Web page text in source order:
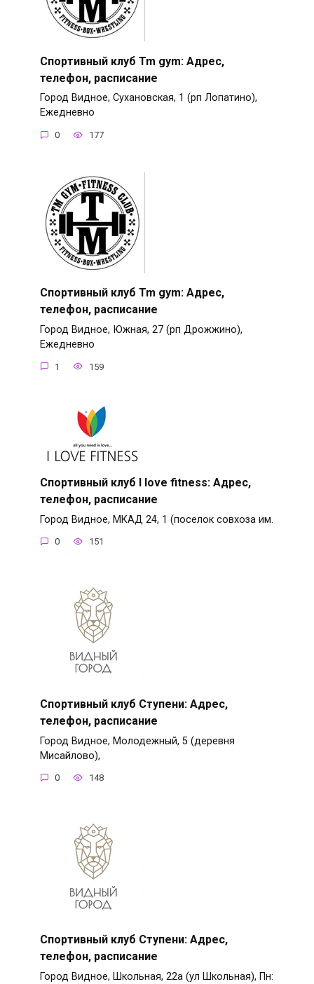
Спортивный клуб Tm gym: Адрес,
телефон, расписание
Город Видное, Сухановская, 1 (рп Лопатино),
Ежедневно
0 177
Спортивный клуб Tm gym: Адрес,
телефон, расписание
Город Видное, Южная, 27 (рп Дрожжино),
Ежедневно
1 159
Спортивный клуб I love fitness: Адрес,
телефон, расписание
Город Видное, МКАД 24, 1 (поселок совхоза им.
0 151
Спортивный клуб Ступени: Адрес,
телефон, расписание
Город Видное, Молодежный, 5 (деревня
Мисайлово),
0 148
Спортивный клуб Ступени: Адрес,
телефон, расписание
Город Видное, Школьная, 22а (ул Школьная), Пн: